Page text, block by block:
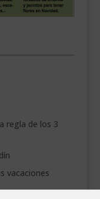
regla de los 3
vacaciones